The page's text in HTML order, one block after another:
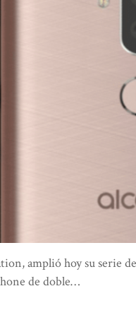
amplió hoy su serie
de doble…